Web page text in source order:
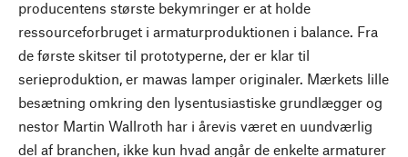
producentens største bekymringer er at holde
ressourceforbruget i armaturproduktionen i balance. Fra
de første skitser til prototyperne, der er klar til
serieproduktion, er mawas lamper originaler. Mærkets lille
besætning omkring den lysentusiastiske grundlægger og
nestor Martin Wallroth har i årevis været en uundværlig
del af branchen, ikke kun hvad angår de enkelte armaturer